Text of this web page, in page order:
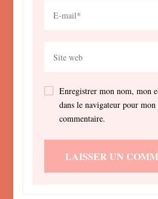
Enregistrer mon nom, mon
dans le navigateur pour
commentaire.